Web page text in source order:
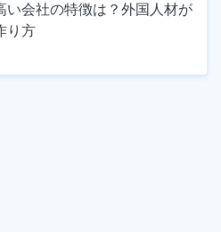
い会社の特徴は？外国人材が
り方